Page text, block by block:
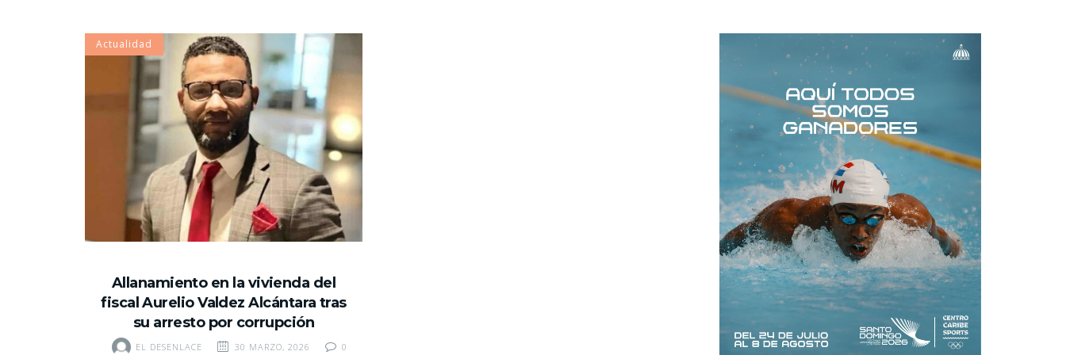
Allanamiento en la vivienda del
fiscal Aurelio Valdez Alcántara tras
su arresto por corrupción
EL DESENLACE 30 MARZO, 2026 0
Actualidad